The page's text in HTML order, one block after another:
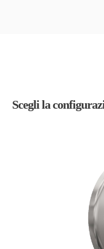
Scegli la